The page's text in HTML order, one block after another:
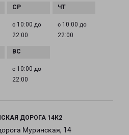
с 10:00 до
22:00
с 10:00 до
22:00
с 10:00 до
22:00
ДОРОГА 14К2
Муринская, 14